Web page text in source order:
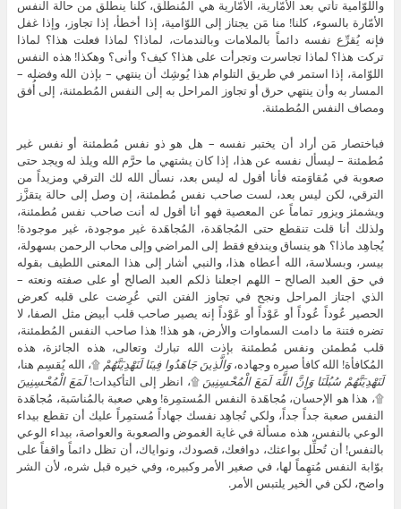
واللوّامية تأتي بعد الأمّارية، الأمّارية هي المُنطلَق، كلنا ينطلق من حالة النفس
الأمّارة بالسوء، كلنا! منا مَن يجتاز إلى اللوّامية، إذا أخطأ، إذا تجاوز، وإذا غفل
فإنه يُقرِّع نفسه دائماً بالملامات وبالندمات، لماذا؟ لماذا فعلت هذا؟ لماذا
تركت هذا؟ لماذا تجاسرت وتجرأت على هذا؟ كيف؟ وأنى؟ وهكذا! هذه النفس
اللوّامة، إذا استمر في طريق التلوام هذا يُوشِك أن ينتهي – بإذن الله وفضله –
المسار به وأن ينتهي حرق أو تجاوز المراحل به إلى النفس المُطمئنة، إلى أُفق
ومصاف النفس المُطمئنة.
فباختصار مَن أراد أن يختبر نفسه – هل هو ذو نفس مُطمئنة أو نفس غير
مُطمئنة – ليسأل نفسه عن هذا، إذا كان يشتهي ما حرَّم الله ويلذ له ويجد حتى
صعوبة في مُقاوَمته فأنا أقول له ليس بعد، نسأل الله لك الترقي ومزيداً من
الترقي، لكن ليس بعد، لست صاحب نفس مُطمئنة، إن وصل إلى حالة يتقزَّز
ويشمئز ويزور تماماً عن المعصية فهو أنا أقول له أنت صاحب نفس مُطمئنة،
ولذلك أنا قلت تنقطع حتى المُجاهَدة، المُجاهَدة غير موجودة، غير موجودة!
يُجاهِد ماذا؟ هو ينساق ويندفع فقط إلى المراضي وإلى محاب الرحمن بسهولة،
بيسر، وبسلاسة، الله أعطاه هذا، والنبي أشار إلى هذا المعنى اللطيف بقوله
في حق العبد الصالح – اللهم اجعلنا ذلكم العبد الصالح أو على صفته ونعته –
الذي اجتاز المراحل ونجح في تجاوز الفتن التي عُرِضت على قلبه كعرض
الحصير عُوداً عُوداً أو عَوْداً أو عَوْداً إنه يصير صاحب قلب أبيض مثل الصفا، لا
تضره فتنة ما دامت السماوات والأرض، هو هذا! هذا صاحب النفس المُطمئنة،
قلب مُطمئن ونفس مُطمئنة بإذت الله تبارك وتعالى، هذه الجائزة، هذه
المُكافأة! الله كافأ صبره وجهاده،وَالَّذِينَ جَاهَدُوا فِينَا لَنَهْدِيَنَّهُمْ ۩، الله يُقسِم هنا،
لَنَهْدِيَنَّهُمْ سُبُلَنَا وَإِنَّ اللَّهَ لَمَعَ الْمُحْسِنِينَ ۩، انظر إلى التأكيدات!لَمَعَ الْمُحْسِنِينَ
۩، هذا هو الإحسان، مُجاهَدة النفس المُستمِرة! وهي صعبة بالمُناسَبة، مُجاهَدة
النفس صعبة جداً جداً، ولكي تُجاهِد نفسك جهاداً مُستمِراً عليك أن تقطع بيداء
الوعي بالنفس، هذه مسألة في غاية الغموض والصعوبة والعواصة، بيداء الوعي
بالنفس! أن تُحلِّل بواعثك، دوافعك، قصودك، ونواياك، أن تظل دائماً واقفاً على
بوّابة النفس مُتهِماً لها، في صغير الأمر وكبيره، وفي خيره قبل شره، لأن الشر
واضح، لكن في الخير يلتبس الأمر.